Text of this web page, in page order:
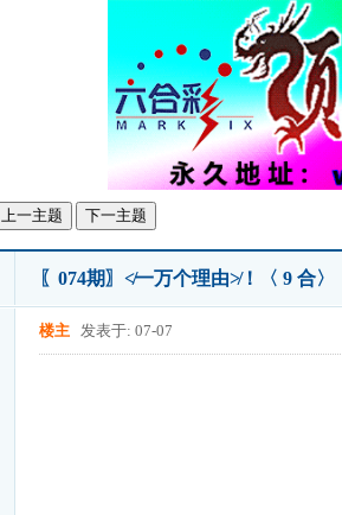
上一主题 下一主题
〖074期〗≮一万个理由≯！〈 9 合
楼主 发表于: 07-07